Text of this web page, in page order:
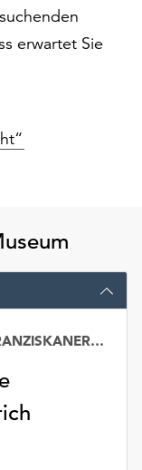
erwartet Sie
KULTURHISTORISCHES MUSEUM FRANZISKANERKLOSTER